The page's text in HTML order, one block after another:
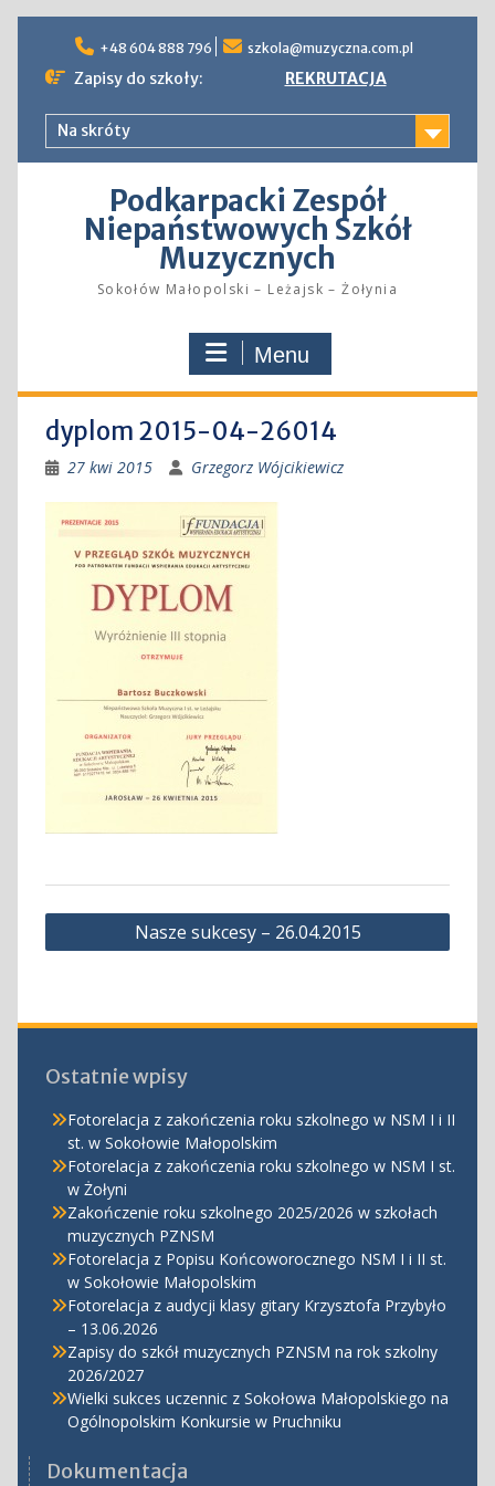
content
+48 604 888 796 szkola@muzyczna.com.pl
Zapisy do szkoły: REKRUTACJA
Na skróty
Podkarpacki Zespół
Niepaństwowych Szkół
Muzycznych
Sokołów Małopolski – Leżajsk – Żołynia
Menu
dyplom 2015-04-26014
27 kwi 2015 Grzegorz Wójcikiewicz
Nawigacja
wpisu
Nasze sukcesy – 26.04.2015
Ostatnie wpisy
Fotorelacja z zakończenia roku szkolnego w NSM I i II
st. w Sokołowie Małopolskim
Fotorelacja z zakończenia roku szkolnego w NSM I st.
w Żołyni
Zakończenie roku szkolnego 2025/2026 w szkołach
muzycznych PZNSM
Fotorelacja z Popisu Końcoworocznego NSM I i II st.
w Sokołowie Małopolskim
Fotorelacja z audycji klasy gitary Krzysztofa Przybyło
– 13.06.2026
Zapisy do szkół muzycznych PZNSM na rok szkolny
2026/2027
Wielki sukces uczennic z Sokołowa Małopolskiego na
Ogólnopolskim Konkursie w Pruchniku
Dokumentacja